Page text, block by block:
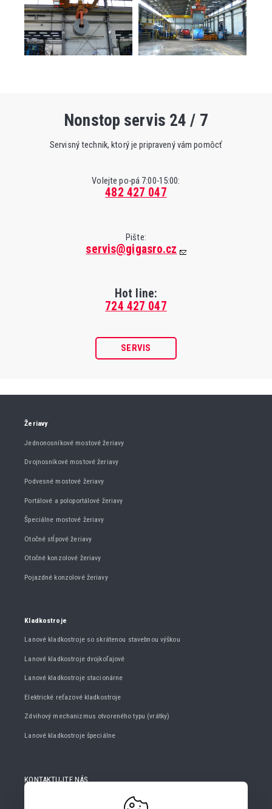
Nonstop servis 24 / 7
Servisný technik, ktorý je pripravený vám pomôcť
Volejte po-pá 7:00-15:00:
482 427 047
Pište:
servis@gigasro.cz
Hot line:
724 427 047
SERVIS
Žeriavy
Jednonosníkové mostové žeriavy
Dvojnosníkové mostové žeriavy
Podvesné mostové žeriavy
Portálové a poloportálové žeriavy
Špeciálne mostové žeriavy
Otočné stĺpové žeriavy
Otočné konzolové žeriavy
Pojazdné konzolové žeriavy
Kladkostroje
Lanové kladkostroje so skrátenou stavebnou výškou
Lanové kladkostroje dvojkoľajové
Lanové kladkostroje stacionárne
Elektrické reťazové kladkostroje
Zdvihový mechanizmus otvoreného typu (vrátky)
Lanové kladkostroje špeciálne
KONTAKTUJTE NÁS